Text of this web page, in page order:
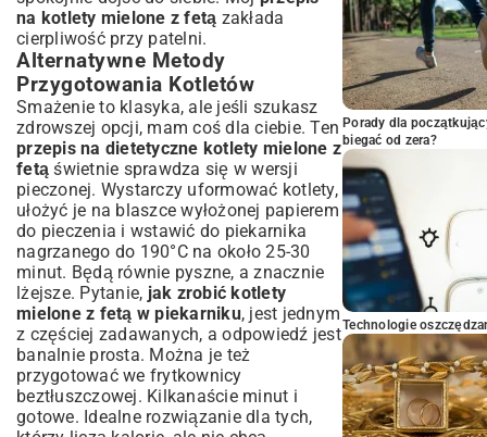
na kotlety mielone z fetą zakłada
cierpliwość przy patelni.
Alternatywne Metody
Przygotowania Kotletów
Smażenie to klasyka, ale jeśli szukasz
zdrowszej opcji, mam coś dla ciebie. Ten
przepis na dietetyczne kotlety mielone z
fetą świetnie sprawdza się w wersji
pieczonej. Wystarczy uformować kotlety,
ułożyć je na blaszce wyłożonej papierem
do pieczenia i wstawić do piekarnika
nagrzanego do 190°C na około 25-30
minut. Będą równie pyszne, a znacznie
lżejsze. Pytanie, jak zrobić kotlety
mielone z fetą w piekarniku, jest jednym
z częściej zadawanych, a odpowiedź jest
banalnie prosta. Można je też
przygotować we frytkownicy
beztłuszczowej. Kilkanaście minut i
gotowe. Idealne rozwiązanie dla tych,
Porady dla
biegać od zera?
Technologie